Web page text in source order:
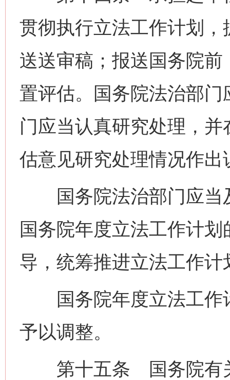
贯彻执行立法工作计划
送送审稿；报送国务院
置评估。国务院法治部
门应当认真研究处理，
估意见研究处理情况作出
国务院法治部门应当
国务院年度立法工作计
导，统筹推进立法工作计
国务院年度立法工作
予以调整。
第十五条 国务院有关